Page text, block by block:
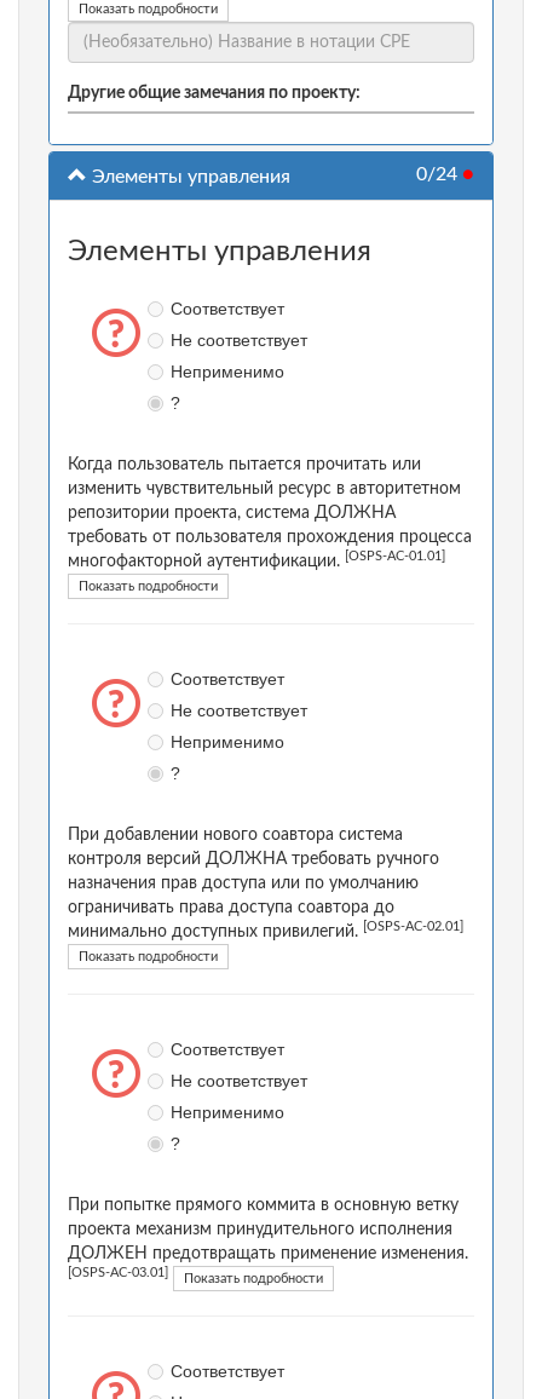
Показать подробности
Другие общие замечания по проекту:
Элементы управления 0/24 ●
Элементы управления
Соответствует
Не соответствует
Неприменимо
?
Когда пользователь пытается прочитать или
изменить чувствительный ресурс в авторитетном
репозитории проекта, система ДОЛЖНА
требовать от пользователя прохождения процесса
многофакторной аутентификации.
[OSPS-AC-01.01]
Показать подробности
Соответствует
Не соответствует
Неприменимо
?
При добавлении нового соавтора система
контроля версий ДОЛЖНА требовать ручного
назначения прав доступа или по умолчанию
ограничивать права доступа соавтора до
минимально доступных привилегий.
[OSPS-AC-02.01]
Показать подробности
Соответствует
Не соответствует
Неприменимо
?
При попытке прямого коммита в основную ветку
проекта механизм принудительного исполнения
ДОЛЖЕН предотвращать применение изменения.
[OSPS-AC-03.01] Показать подробности
Соответствует